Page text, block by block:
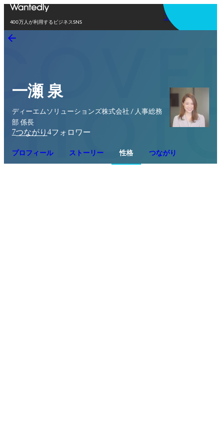
400万人が利用するビジネスSNS
アプリを使う
一瀬 泉
ディーエムソリューションズ株式会社 / 人事総務
部 係長
7つながり 4フォロワー
プロフィール ストーリー 性格 つながり